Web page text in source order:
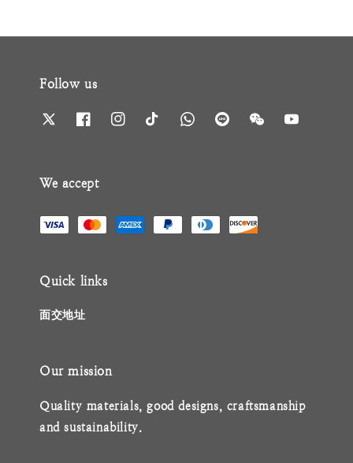
Follow us
We accept
Quick links
面交地址
Our mission
Quality materials, good designs, craftsmanship
and sustainability.